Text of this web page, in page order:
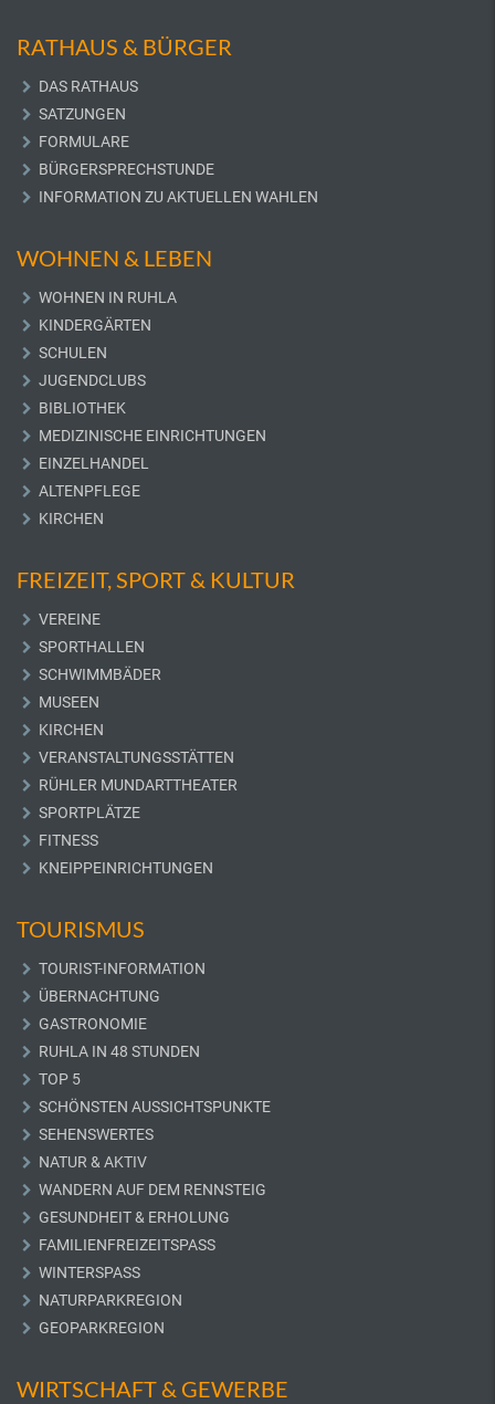
RATHAUS & BÜRGER
DAS RATHAUS
SATZUNGEN
FORMULARE
BÜRGERSPRECHSTUNDE
INFORMATION ZU AKTUELLEN WAHLEN
WOHNEN & LEBEN
WOHNEN IN RUHLA
KINDERGÄRTEN
SCHULEN
JUGENDCLUBS
BIBLIOTHEK
MEDIZINISCHE EINRICHTUNGEN
EINZELHANDEL
ALTENPFLEGE
KIRCHEN
FREIZEIT, SPORT & KULTUR
VEREINE
SPORTHALLEN
SCHWIMMBÄDER
MUSEEN
KIRCHEN
VERANSTALTUNGSSTÄTTEN
RÜHLER MUNDARTTHEATER
SPORTPLÄTZE
FITNESS
KNEIPPEINRICHTUNGEN
TOURISMUS
TOURIST-INFORMATION
ÜBERNACHTUNG
GASTRONOMIE
RUHLA IN 48 STUNDEN
TOP 5
SCHÖNSTEN AUSSICHTSPUNKTE
SEHENSWERTES
NATUR & AKTIV
WANDERN AUF DEM RENNSTEIG
GESUNDHEIT & ERHOLUNG
FAMILIENFREIZEITSPASS
WINTERSPASS
NATURPARKREGION
GEOPARKREGION
WIRTSCHAFT & GEWERBE